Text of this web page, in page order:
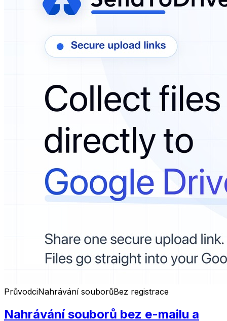
PrůvodciNahrávání souborůBez registrace
Nahrávání souborů bez e-mailu a